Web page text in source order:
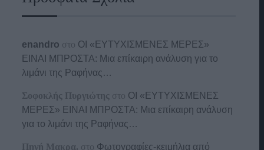
enandro στο ΟΙ «ΕΥΤΥΧΙΣΜΕΝΕΣ ΜΕΡΕΣ»
ΕΙΝΑΙ ΜΠΡΟΣΤΑ: Μια επίκαιρη ανάλυση για το
λιμάνι της Ραφήνας…
Σοφοκλής Πυργιώτης στο ΟΙ «ΕΥΤΥΧΙΣΜΕΝΕΣ
ΜΕΡΕΣ» ΕΙΝΑΙ ΜΠΡΟΣΤΑ: Μια επίκαιρη ανάλυση
για το λιμάνι της Ραφήνας…
Πηγή Μακρα. στο Φωτογραφίες-κειμήλια από